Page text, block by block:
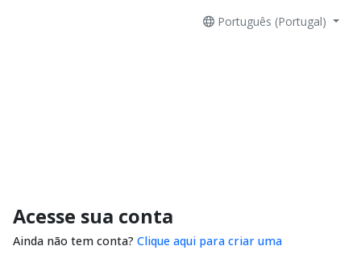
Português (Portugal)
Acesse sua conta
Ainda não tem conta? Clique aqui para criar uma